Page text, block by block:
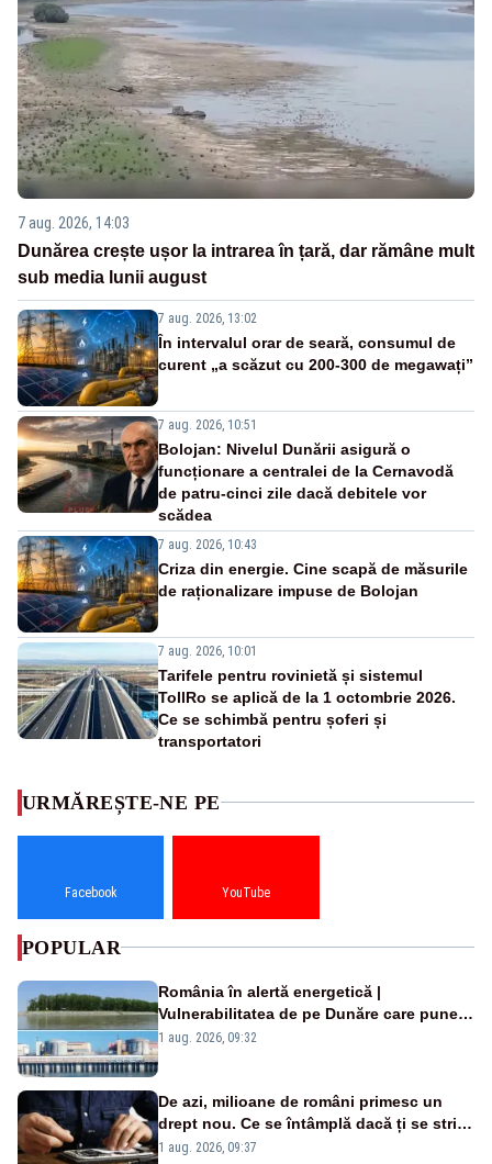
7 aug. 2026, 14:03
Dunărea crește ușor la intrarea în țară, dar rămâne mult
sub media lunii august
7 aug. 2026, 13:02
În intervalul orar de seară, consumul de
curent „a scăzut cu 200-300 de megawați”
7 aug. 2026, 10:51
Bolojan: Nivelul Dunării asigură o
funcționare a centralei de la Cernavodă
de patru-cinci zile dacă debitele vor
scădea
7 aug. 2026, 10:43
Criza din energie. Cine scapă de măsurile
de raționalizare impuse de Bolojan
7 aug. 2026, 10:01
Tarifele pentru rovinietă și sistemul
TollRo se aplică de la 1 octombrie 2026.
Ce se schimbă pentru șoferi și
transportatori
URMĂREȘTE-NE PE
Facebook YouTube
POPULAR
România în alertă energetică |
Vulnerabilitatea de pe Dunăre care pune
în pericol Centrala Cernavodă era
1 aug. 2026, 09:32
De azi, milioane de români primesc un
drept nou. Ce se întâmplă dacă ți se strică
un produs
1 aug. 2026, 09:37